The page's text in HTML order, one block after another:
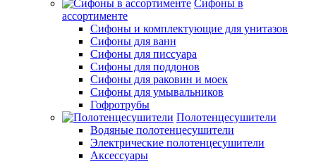
Сифоны в
ассортименте
Сифоны и комплектующие для унитазов
Сифоны для ванн
Сифоны для писсуара
Сифоны для поддонов
Сифоны для раковин и моек
Сифоны для умывальников
Гофротрубы
Полотенцесушители
Водяные полотенцесушители
Электрические полотенцесушители
Аксессуары